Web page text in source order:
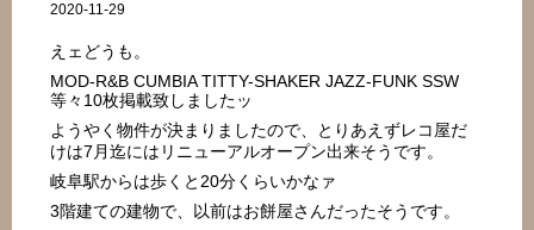
2020-11-29
えェどうも。
MOD-R&B CUMBIA TITTY-SHAKER JAZZ-FUNK SSW
等々10枚掲載致しましたッ
ようやく物件が決まりましたので、とりあえずレコ屋だ
けは7月迄にはリニューアルオープン出来そうです。
岐阜駅からは歩くと20分くらいかなァ
3階建ての建物で、以前はお餅屋さんだったそうです。